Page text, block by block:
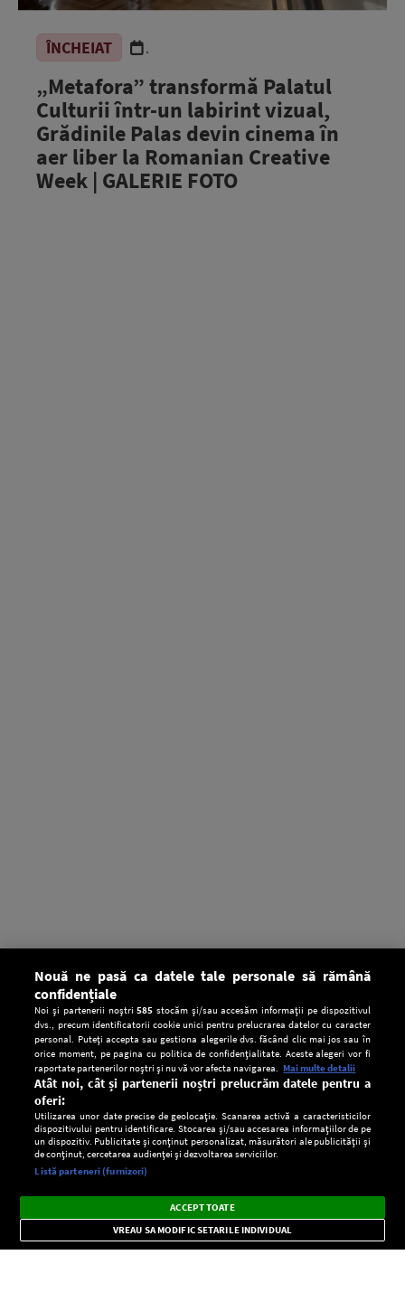
CONFIDENŢIALITATE
ÎNCHEIAT .
„Metafora” transformă Palatul
Culturii într-un labirint vizual,
Grădinile Palas devin cinema în
aer liber la Romanian Creative
Week | GALERIE FOTO
Setări:
Dark
Mode
Radio live, podcasturi, știri și alerte
importante.
×
Nouă ne pasă ca datele tale personale să rămână
confidențiale
Noi și partenerii noștri585 stocăm și/sau accesăm informații pe dispozitivul
dvs., precum identificatorii cookie unici pentru prelucrarea datelor cu caracter
personal. Puteți accepta sau gestiona alegerile dvs. făcând clic mai jos sau în
orice moment, pe pagina cu politica de confidențialitate. Aceste alegeri vor fi
raportate partenerilor noștri și nu vă vor afecta navigarea. Mai multe detalii
Atât noi, cât și partenerii noștri prelucrăm datele pentru a
oferi:
Utilizarea unor date precise de geolocație. Scanarea activă a caracteristicilor
dispozitivului pentru identificare. Stocarea și/sau accesarea informațiilor de pe
un dispozitiv. Publicitate și conținut personalizat, măsurători ale publicității și
de conținut, cercetarea audienței și dezvoltarea serviciilor.
Listă parteneri (furnizori)
ACCEPT TOATE
VREAU SA MODIFIC SETARILE INDIVIDUAL